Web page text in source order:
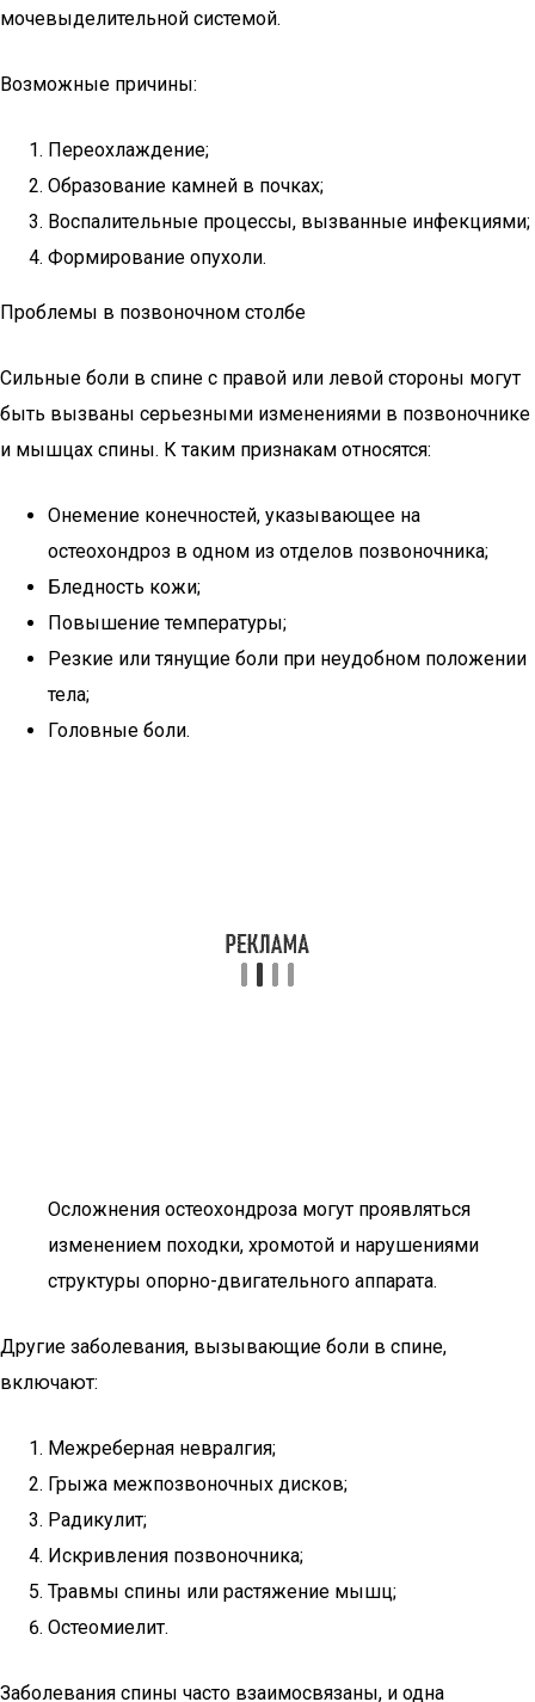
мочевыделительной системой.
Возможные причины:
Переохлаждение;
Образование камней в почках;
Воспалительные процессы, вызванные инфекциями;
Формирование опухоли.
Проблемы в позвоночном столбе
Сильные боли в спине с правой или левой стороны могут
быть вызваны серьезными изменениями в позвоночнике
и мышцах спины. К таким признакам относятся:
Онемение конечностей, указывающее на
остеохондроз в одном из отделов позвоночника;
Бледность кожи;
Повышение температуры;
Резкие или тянущие боли при неудобном положении
тела;
Головные боли.
Осложнения остеохондроза могут проявляться
изменением походки, хромотой и нарушениями
структуры опорно-двигательного аппарата.
Другие заболевания, вызывающие боли в спине,
включают:
Межреберная невралгия;
Грыжа межпозвоночных дисков;
Радикулит;
Искривления позвоночника;
Травмы спины или растяжение мышц;
Остеомиелит.
Заболевания спины часто взаимосвязаны, и одна